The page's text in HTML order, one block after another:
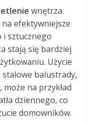
wnętrza.
na efektywniejsze
sztucznego
stają się bardziej
Użycie
balustrady,
na przykład
dziennego, co
domowników.